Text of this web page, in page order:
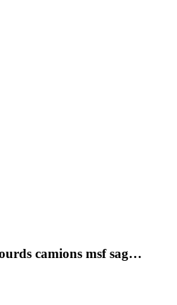
camions msf sag…